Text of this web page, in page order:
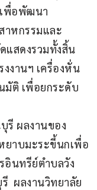
พื่อพัฒนา
าหกรรมและ
สดงรวมทั้งสิ้น
งานฯ เครื่องหั่น
มัติ เพื่อยกระดับ
รี ผลงานของ
ยาบมะระขี้นกเพื่อ
นทรีย์ตำบลวัง
ผลงานวิทยาลัย